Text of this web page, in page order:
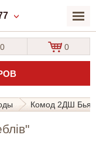
0 0
Комод 2ДШ